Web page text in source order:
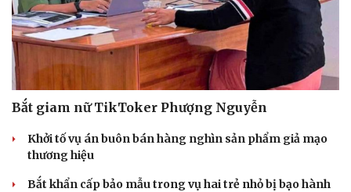
Bắt giam nữ TikToker Phượng Nguyễn
Khởi tố vụ án buôn bán hàng nghìn sản phẩm giả mạo
thương hiệu
Bắt khẩn cấp bảo mẫu trong vụ hai trẻ nhỏ bị bạo hành